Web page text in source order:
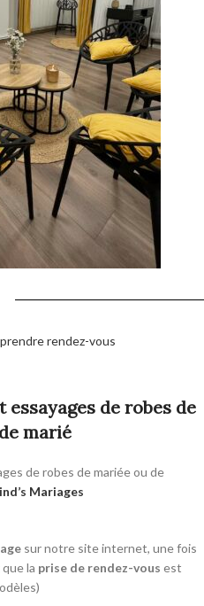
rendez-vous
de robes de
marié
de robes de mariée ou de
Mariages
sur notre site internet, une fois
la prise de rendez-vous est